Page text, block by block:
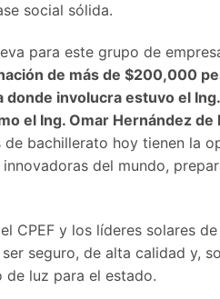
social sólida.
para este grupo de
de más de $200,000
donde involucra estuvo el
el Ing. Omar Hernández
de bachillerato hoy tienen la
del mundo,
CPEF y los líderes solares
seguro, de alta calidad y,
luz para el estado.